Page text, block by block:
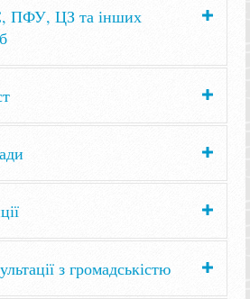
ПФУ, ЦЗ та інших
з громадськістю